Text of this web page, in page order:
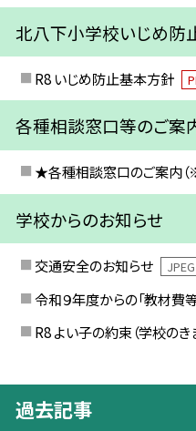
北八下小学校いじめ防
R8 いじめ防止基本方針
各種相談窓口等のご案
★各種相談窓口のご案内（
学校からのお知らせ
交通安全のお知らせ JPEG
令和９年度からの「教材費
R8 よい子の約束（学校のき
過去記事